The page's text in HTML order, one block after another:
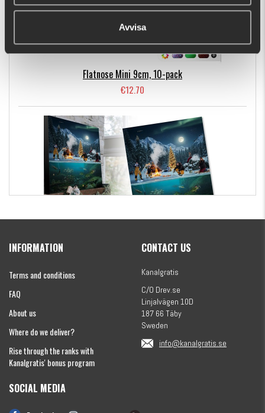
Avvisa
Flatnose Mini 9cm, 10-pack
€12.70
€154.86
INFORMATION
Terms and conditions
FAQ
About us
Where do we deliver?
Rise through the ranks with
Kanalgratis' bonus program
CONTACT US
Kanalgratis
C/O Drev.se
Linjalvägen 10D
187 66 Täby
Sweden
info@kanalgratis.se
SOCIAL MEDIA